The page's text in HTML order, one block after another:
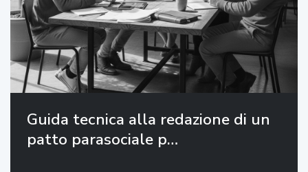
Guida tecnica alla redazione di un
patto parasociale p…